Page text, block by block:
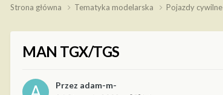
Strona główna Tematyka modelarska Pojazdy cywilne
MAN TGX/TGS
Przez adam-m-